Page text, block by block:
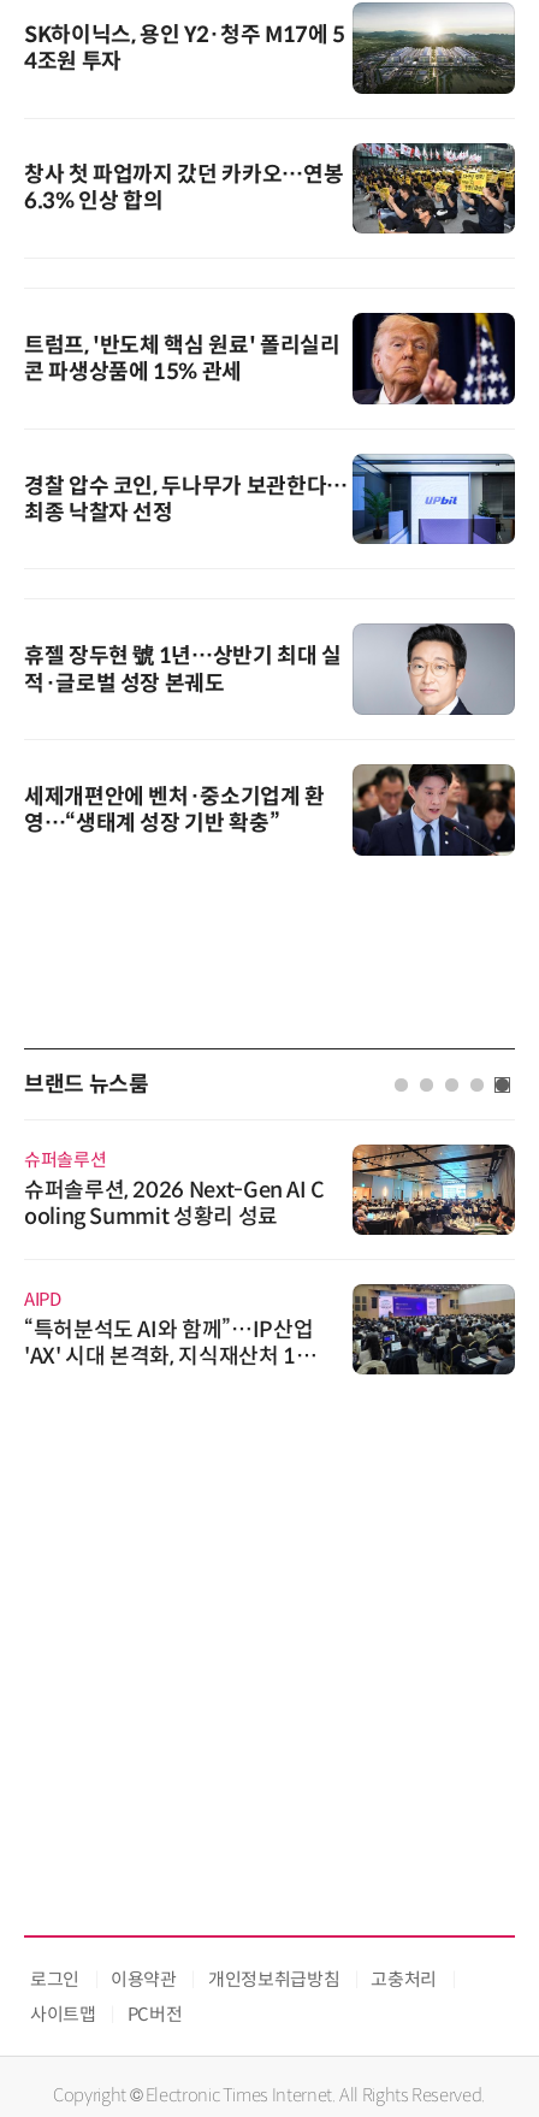
SK하이닉스, 용인 Y2·청주 M17에 5
4조원 투자
창사 첫 파업까지 갔던 카카오…연봉
6.3% 인상 합의
트럼프, '반도체 핵심 원료' 폴리실리
콘 파생상품에 15% 관세
경찰 압수 코인, 두나무가 보관한다…
최종 낙찰자 선정
휴젤 장두현 號 1년…상반기 최대 실
적·글로벌 성장 본궤도
세제개편안에 벤처·중소기업계 환
영…“생태계 성장 기반 확충”
브랜드 뉴스룸
슈퍼솔루션
슈퍼솔루션, 2026 Next-Gen AI C
ooling Summit 성황리 성료
AIPD
“특허분석도 AI와 함께”…IP산업
'AX' 시대 본격화, 지식재산처 1호
로그인 이용약관 개인정보취급방침
고충처리
사이트맵
PC버전
Copyright © Electronic Times Internet. All Rights Reserved.